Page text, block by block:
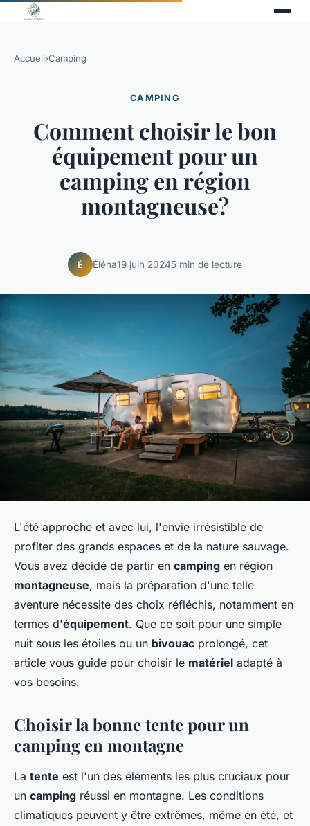
Accueil›Camping
CAMPING
Comment choisir le bon
équipement pour un
camping en région
montagneuse?
É Éléna19 juin 20245 min de lecture
L'été approche et avec lui, l'envie irrésistible de
profiter des grands espaces et de la nature sauvage.
Vous avez décidé de partir en camping en région
montagneuse, mais la préparation d'une telle
aventure nécessite des choix réfléchis, notamment en
termes d'équipement. Que ce soit pour une simple
nuit sous les étoiles ou un bivouac prolongé, cet
article vous guide pour choisir le matériel adapté à
vos besoins.
Choisir la bonne tente pour un
camping en montagne
La tente est l'un des éléments les plus cruciaux pour
un camping réussi en montagne. Les conditions
climatiques peuvent y être extrêmes, même en été, et